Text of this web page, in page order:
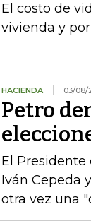
El costo de
vivienda y
HACIENDA 03/08/
Petro
El
Iván Cepeda
otra vez una